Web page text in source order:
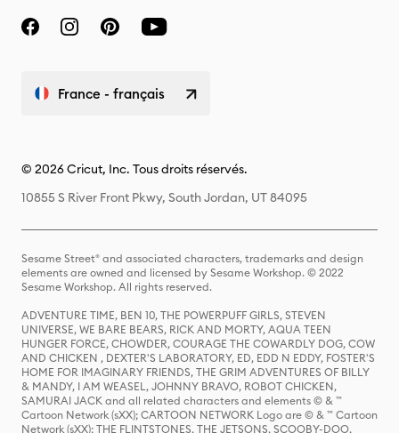
France - français
© 2026 Cricut, Inc. Tous droits réservés.
10855 S River Front Pkwy, South Jordan, UT 84095
Sesame Street® and associated characters, trademarks and design
elements are owned and licensed by Sesame Workshop. © 2022
Sesame Workshop. All rights reserved.
ADVENTURE TIME, BEN 10, THE POWERPUFF GIRLS, STEVEN
UNIVERSE, WE BARE BEARS, RICK AND MORTY, AQUA TEEN
HUNGER FORCE, CHOWDER, COURAGE THE COWARDLY DOG, COW
AND CHICKEN , DEXTER'S LABORATORY, ED, EDD N EDDY, FOSTER'S
HOME FOR IMAGINARY FRIENDS, THE GRIM ADVENTURES OF BILLY
& MANDY, I AM WEASEL, JOHNNY BRAVO, ROBOT CHICKEN,
SAMURAI JACK and all related characters and elements © & ™
Cartoon Network (sXX); CARTOON NETWORK Logo are © & ™ Cartoon
Network (sXX); THE FLINTSTONES, THE JETSONS, SCOOBY-DOO,